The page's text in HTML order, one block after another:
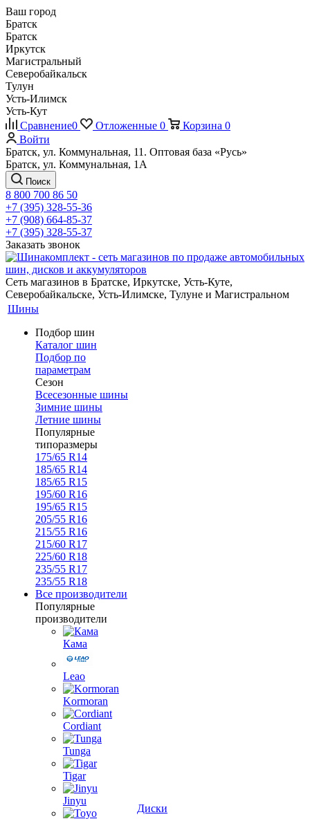
Ваш город
Братск
Братск
Иркутск
Магистральный
Северобайкальск
Тулун
Усть-Илимск
Усть-Кут
Сравнение0 Отложенные 0 Корзина 0
Войти
Братск, ул. Коммунальная, 11. Оптовая база «Русь»
Братск, ул. Коммунальная, 1А
Поиск
8 800 700 86 50
+7 (395) 328-55-36
+7 (908) 664-85-37
+7 (395) 328-55-37
Заказать звонок
Сеть магазинов в Братске, Иркутске, Усть-Куте,
Северобайкальске, Усть-Илимске, Тулуне и Магистральном
Шины
Подбор шин
Каталог шин
Подбор по
параметрам
Сезон
Всесезонные шины
Зимние шины
Летние шины
Популярные
типоразмеры
175/65 R14
185/65 R14
185/65 R15
195/60 R16
195/65 R15
205/55 R16
215/55 R16
215/60 R17
225/60 R18
235/55 R17
235/55 R18
Все производители
Популярные
производители
Кама
Leao
Kormoran
Cordiant
Tunga
Tigar
Jinyu
Диски